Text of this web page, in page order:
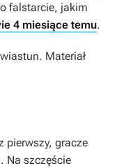
falstarcie, jakim
4 miesiące temu.
Materiał
pierwszy, gracze
Na szczęście